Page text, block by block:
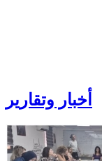
أخبار وتقارير